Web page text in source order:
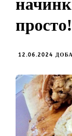
просто!
12.06.2024